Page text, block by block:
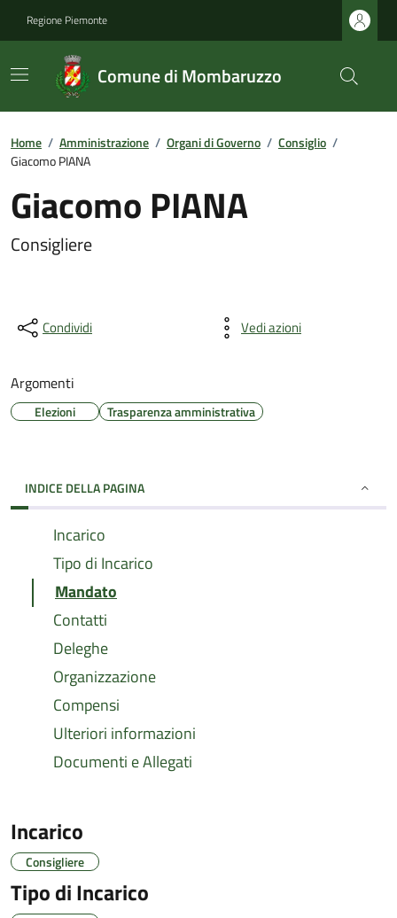
Regione Piemonte
Comune di Mombaruzzo
Home / Amministrazione / Organi di Governo / Consiglio /
Giacomo PIANA
Giacomo PIANA
Consigliere
Condividi Vedi azioni
Argomenti
Elezioni Trasparenza amministrativa
INDICE DELLA PAGINA
Incarico
Tipo di Incarico
Mandato
Contatti
Deleghe
Organizzazione
Compensi
Ulteriori informazioni
Documenti e Allegati
Incarico
Consigliere
Tipo di Incarico